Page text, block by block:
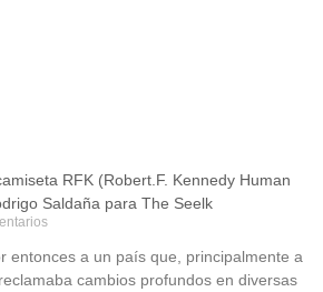
RFK (Robert.F. Kennedy Human
Saldaña para The Seelk
entonces a un país que, principalmente a
cambios profundos en diversas